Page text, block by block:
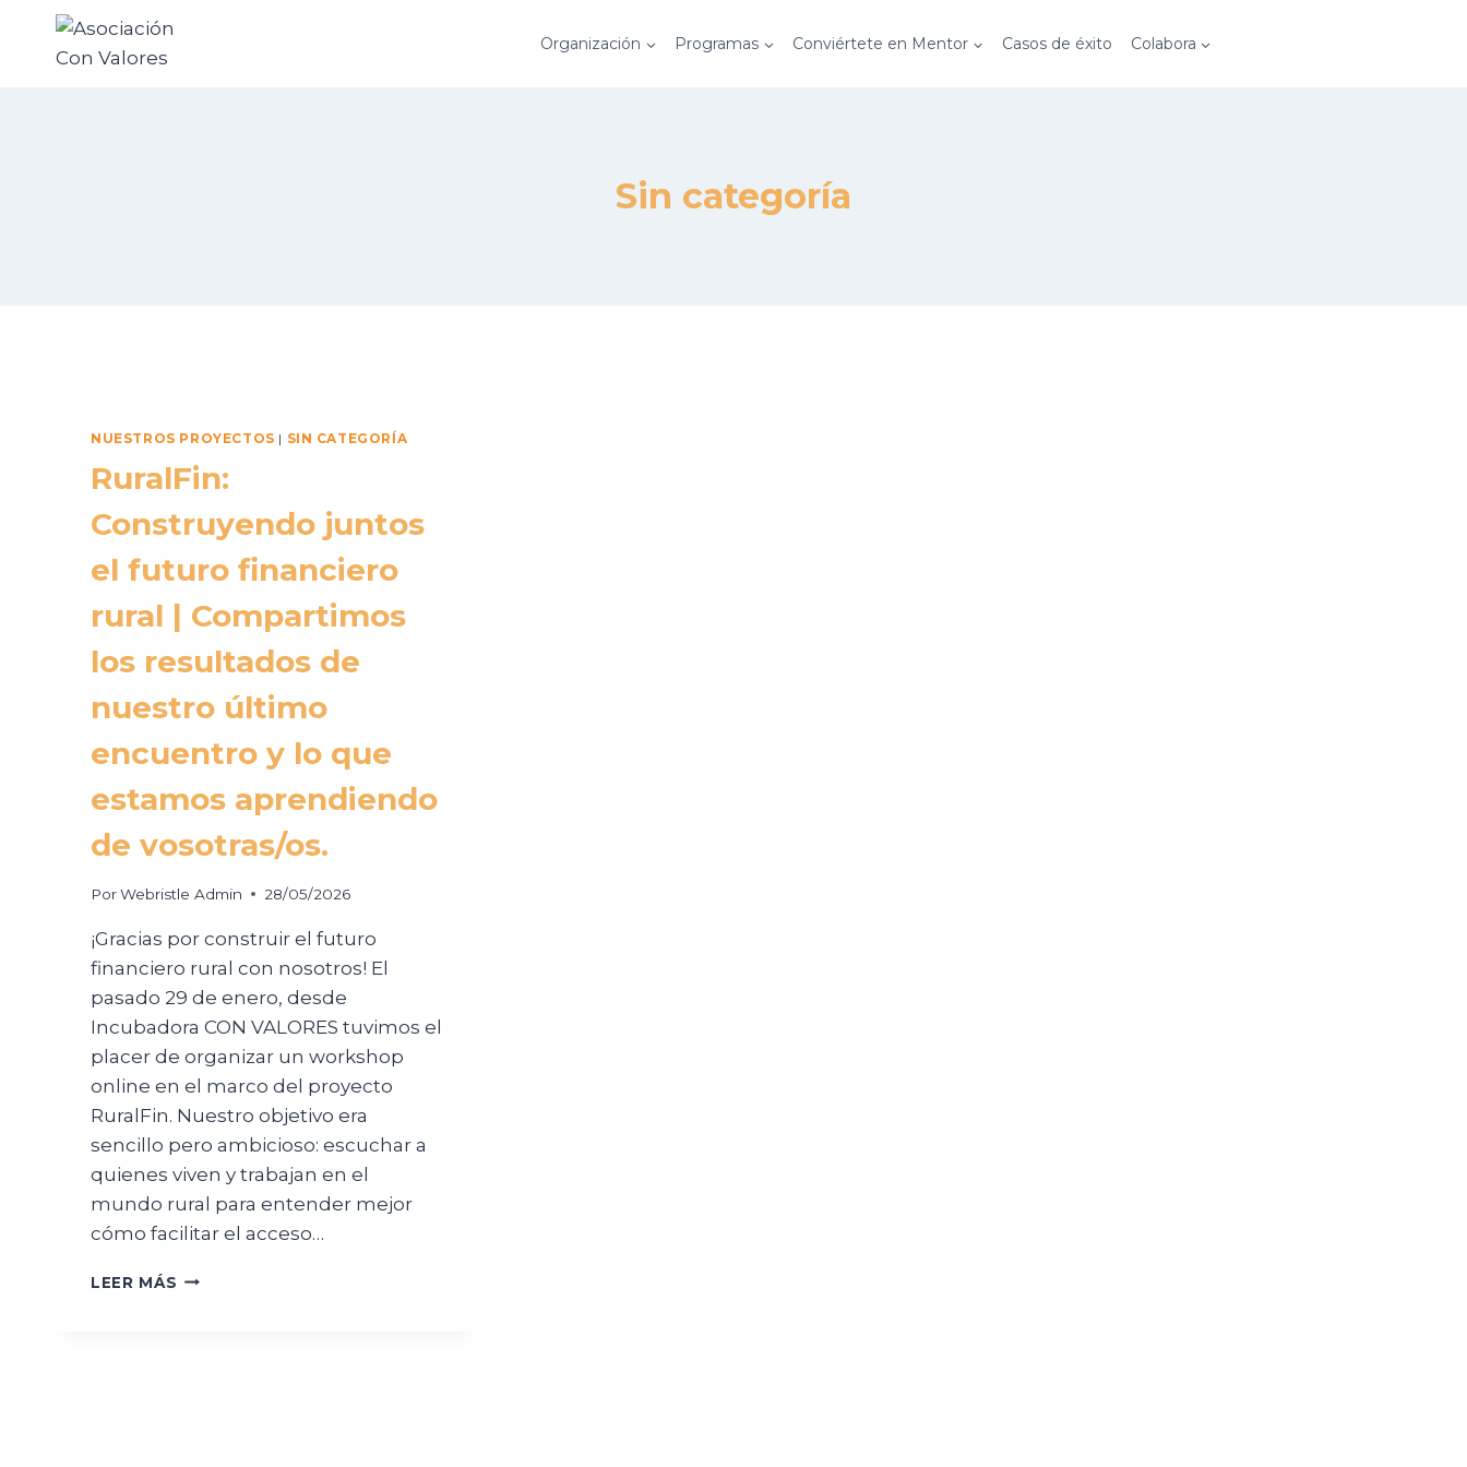
Organización Programas Conviértete en Mentor Casos de éxito Colabora
Sin categoría
NUESTROS PROYECTOS | SIN CATEGORÍA
RuralFin:
Construyendo juntos
el futuro financiero
rural | Compartimos
los resultados de
nuestro último
encuentro y lo que
estamos aprendiendo
de vosotras/os.
PorWebristle Admin 28/05/2026
¡Gracias por construir el futuro
financiero rural con nosotros! El
pasado 29 de enero, desde
Incubadora CON VALORES tuvimos el
placer de organizar un workshop
online en el marco del proyecto
RuralFin. Nuestro objetivo era
sencillo pero ambicioso: escuchar a
quienes viven y trabajan en el
mundo rural para entender mejor
cómo facilitar el acceso…
LEER MÁS